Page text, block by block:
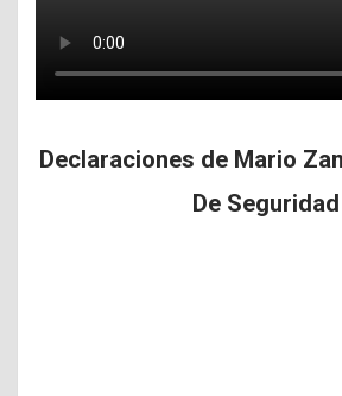
Declaraciones de Mario
De Seguridad